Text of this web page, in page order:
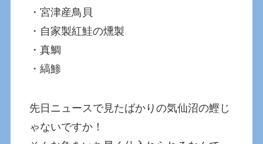
・宮津産鳥貝
・自家製紅鮭の燻製
・真鯛
・縞鯵
先日ニュースで見たばかりの気仙沼の鰹じ
ゃないですか！